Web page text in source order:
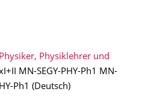
Physiklehrer und
MN-SEGY-PHY-Ph1 MN-
Ph1 (Deutsch)